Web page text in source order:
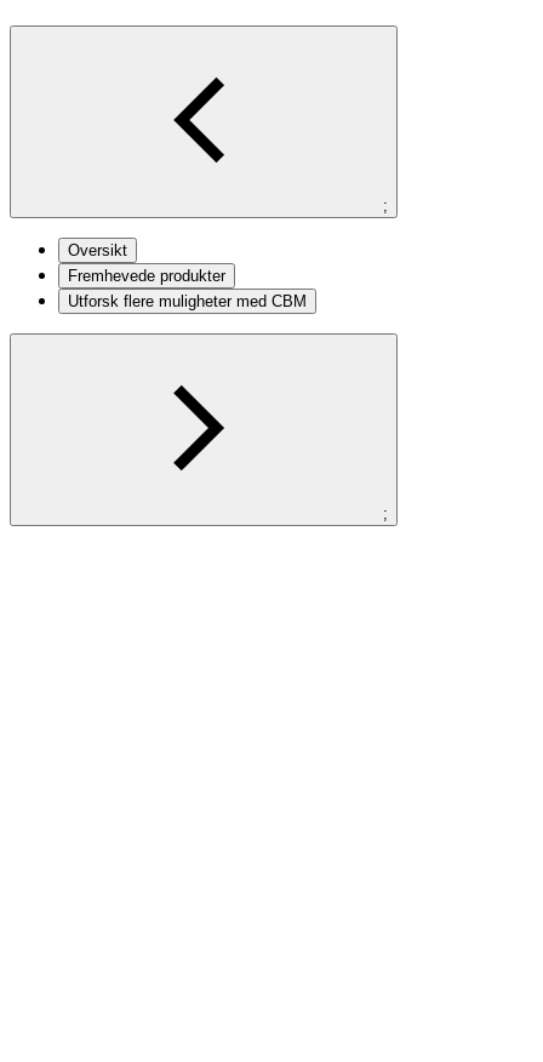
;
Oversikt
Fremhevede produkter
Utforsk flere muligheter med CBM
;